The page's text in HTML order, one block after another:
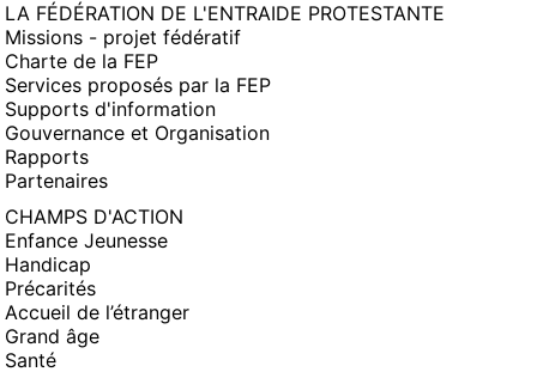
LA FÉDÉRATION DE L'ENTRAIDE PROTESTANTE
Missions - projet fédératif
Charte de la FEP
Services proposés par la FEP
Supports d'information
Gouvernance et Organisation
Rapports
Partenaires
CHAMPS D'ACTION
Enfance Jeunesse
Handicap
Précarités
Accueil de l’étranger
Grand âge
Santé